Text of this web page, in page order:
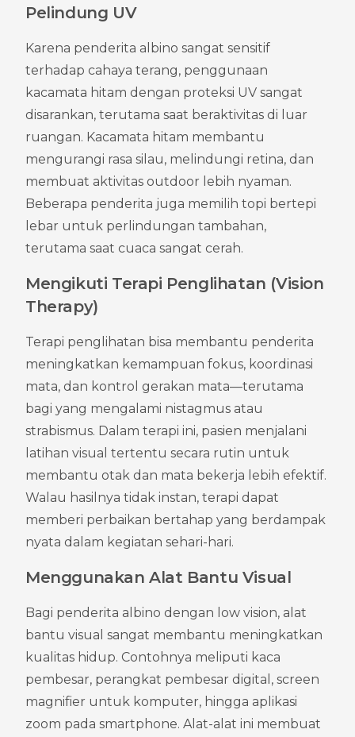
Pelindung UV
Karena penderita albino sangat sensitif
terhadap cahaya terang, penggunaan
kacamata hitam dengan proteksi UV sangat
disarankan, terutama saat beraktivitas di luar
ruangan. Kacamata hitam membantu
mengurangi rasa silau, melindungi retina, dan
membuat aktivitas outdoor lebih nyaman.
Beberapa penderita juga memilih topi bertepi
lebar untuk perlindungan tambahan,
terutama saat cuaca sangat cerah.
Mengikuti Terapi Penglihatan (Vision
Therapy)
Terapi penglihatan bisa membantu penderita
meningkatkan kemampuan fokus, koordinasi
mata, dan kontrol gerakan mata—terutama
bagi yang mengalami nistagmus atau
strabismus. Dalam terapi ini, pasien menjalani
latihan visual tertentu secara rutin untuk
membantu otak dan mata bekerja lebih efektif.
Walau hasilnya tidak instan, terapi dapat
memberi perbaikan bertahap yang berdampak
nyata dalam kegiatan sehari-hari.
Menggunakan Alat Bantu Visual
Bagi penderita albino dengan low vision, alat
bantu visual sangat membantu meningkatkan
kualitas hidup. Contohnya meliputi kaca
pembesar, perangkat pembesar digital, screen
magnifier untuk komputer, hingga aplikasi
zoom pada smartphone. Alat-alat ini membuat